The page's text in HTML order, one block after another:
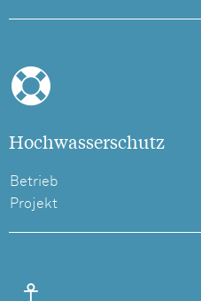
Hochwasserschutz
Betrieb
Projekt